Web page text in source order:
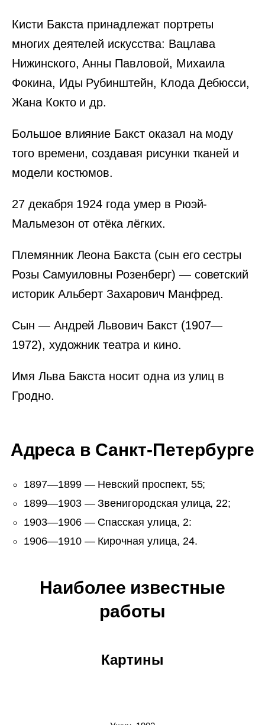
Кисти Бакста принадлежат портреты
многих деятелей искусства: Вацлава
Нижинского, Анны Павловой, Михаила
Фокина, Иды Рубинштейн, Клода Дебюсси,
Жана Кокто и др.
Большое влияние Бакст оказал на моду
того времени, создавая рисунки тканей и
модели костюмов.
27 декабря 1924 года умер в Рюэй-
Мальмезон от отёка лёгких.
Племянник Леона Бакста (сын его сестры
Розы Самуиловны Розенберг) — советский
историк Альберт Захарович Манфред.
Сын — Андрей Львович Бакст (1907—
1972), художник театра и кино.
Имя Льва Бакста носит одна из улиц в
Гродно.
Адреса в Санкт-Петербурге
1897—1899 — Невский проспект, 55;
1899—1903 — Звенигородская улица, 22;
1903—1906 — Спасская улица, 2:
1906—1910 — Кирочная улица, 24.
Наиболее известные
работы
Картины